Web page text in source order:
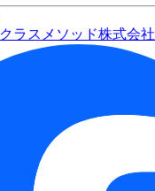
クラスメソッド株式会社